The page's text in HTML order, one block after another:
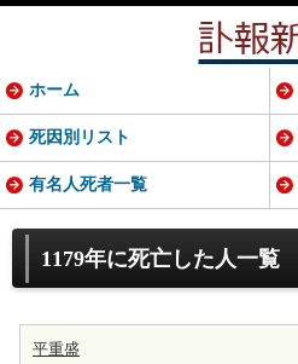
1179年に死亡した人一覧
平重盛
ホーム
死因別リスト
有名人死者一覧